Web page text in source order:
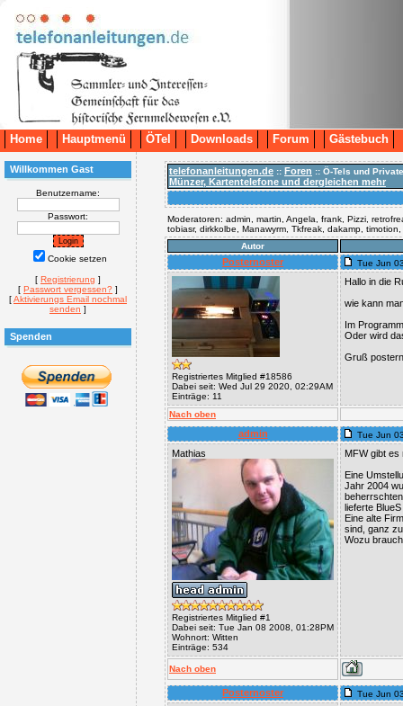
Home Hauptmenü ÖTel Downloads Forum Gästebuch
Willkommen Gast
Benutzername:
Passwort:
Cookie setzen
[ Registrierung ]
[ Passwort vergessen? ]
[Aktivierungs Email nochmal
senden ]
Spenden
telefonanleitungen.de :: Foren :: Ö-Tels und
Münzer, Kartentelefone und dergleichen mehr
Moderatoren: admin, martin, Angela, frank, Pizzi,
tobiasr, dirkkolbe, Manawyrm, Tkfreak, dakamp,
Autor
Posternoster Tue Jun
Registriertes Mitglied #18586
Dabei seit: Wed Jul 29 2020, 02:29AM
Einträge: 11
Hallo in die
wie kann
Im
Oder wird
Gruß
Nach oben
admin Tue Jun
Mathias
Registriertes Mitglied #1
Dabei seit: Tue Jan 08 2008, 01:28PM
Wohnort: Witten
Einträge: 534
MFW gibt es
Eine
Jahr 2004
lieferte
Eine alte
sind, ganz
Wozu
Nach oben
Posternoster Tue Jun